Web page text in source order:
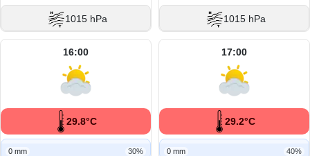
1015 hPa 1015 hPa
16:00
29.8°C
0 mm 30%
17:00
29.2°C
0 mm 40%